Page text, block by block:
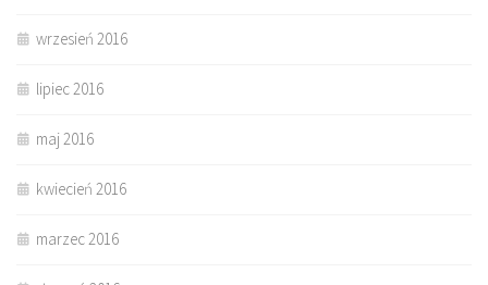
wrzesień 2016
lipiec 2016
maj 2016
kwiecień 2016
marzec 2016